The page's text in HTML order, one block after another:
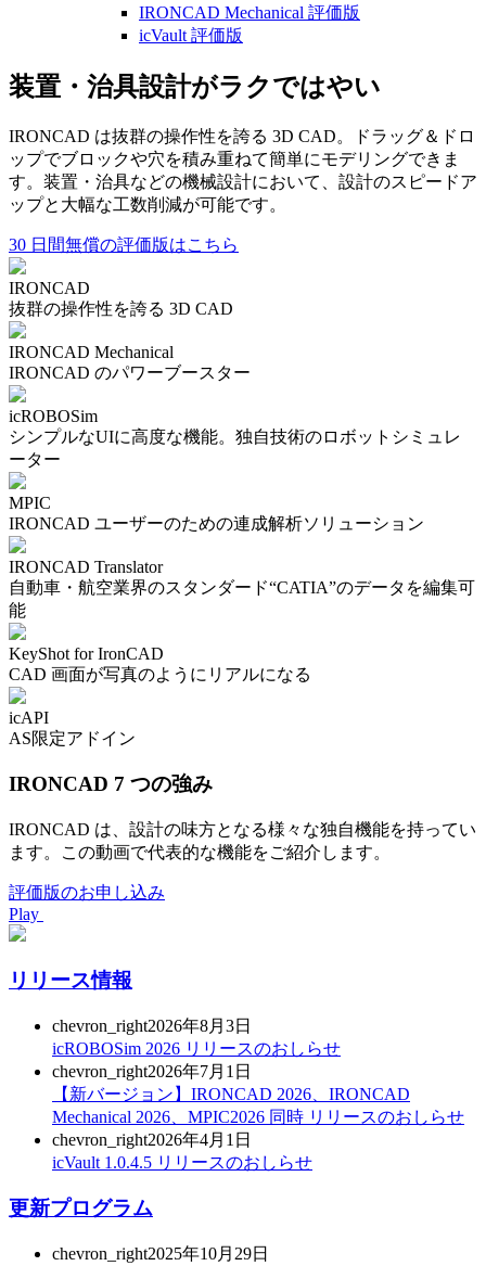
IRONCAD Mechanical 評価版
icVault 評価版
装置・治具設計がラクではやい
IRONCAD は抜群の操作性を誇る 3D CAD。ドラッグ＆ドロ
ップでブロックや穴を積み重ねて簡単にモデリングできま
す。装置・治具などの機械設計において、設計のスピードア
ップと大幅な工数削減が可能です。
30 日間無償の評価版はこちら
IRONCAD
抜群の操作性を誇る 3D CAD
IRONCAD Mechanical
IRONCAD のパワーブースター
icROBOSim
シンプルなUIに高度な機能。独自技術のロボットシミュレ
ーター
MPIC
IRONCAD ユーザーのための連成解析ソリューション
IRONCAD Translator
自動車・航空業界のスタンダード“CATIA”のデータを編集可
能
KeyShot for IronCAD
CAD 画面が写真のようにリアルになる
icAPI
AS限定アドイン
IRONCAD 7 つの強み
IRONCAD は、設計の味方となる様々な独自機能を持ってい
ます。この動画で代表的な機能をご紹介します。
評価版のお申し込み
Play
リリース情報
chevron_right2026年8月3日
icROBOSim 2026 リリースのおしらせ
chevron_right2026年7月1日
【新バージョン】IRONCAD 2026、IRONCAD
Mechanical 2026、MPIC2026 同時 リリースのおしらせ
chevron_right2026年4月1日
icVault 1.0.4.5 リリースのおしらせ
更新プログラム
chevron_right2025年10月29日